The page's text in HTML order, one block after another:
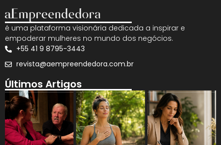
é uma plataforma visionária dedicada a inspirar e
empoderar mulheres no mundo dos negócios.
+55 41 9 8795-3443
revista@aempreendedora.com.br
Últimos Artigos